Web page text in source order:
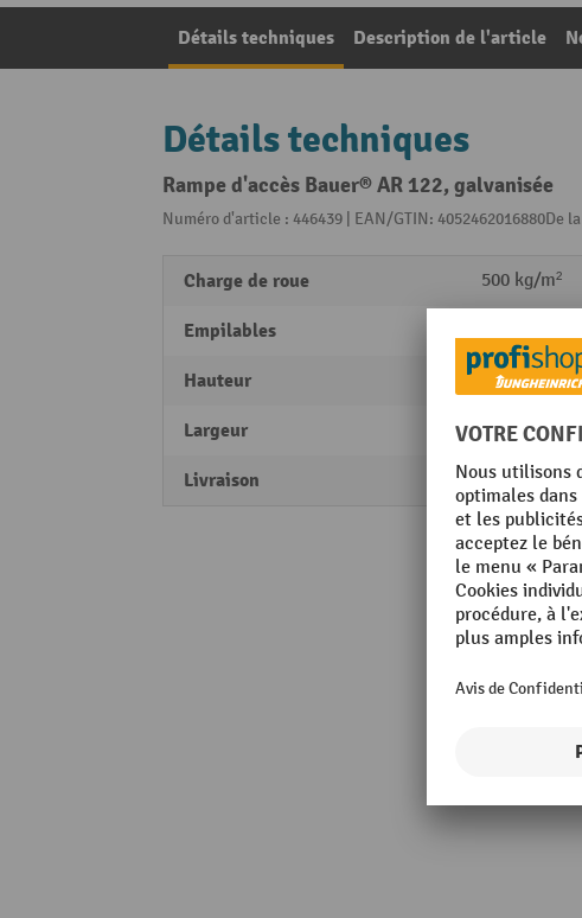
Détails techniques Description de l'article
Détails techniques
Rampe d'accès Bauer® AR 122, galvanisée
Numéro d'article : 446439 | EAN/GTIN: 4052462016880De
Charge de roue 500 kg/m²
Empilables
Hauteur 123 mm
Largeur 1000 mm
Livraison monté